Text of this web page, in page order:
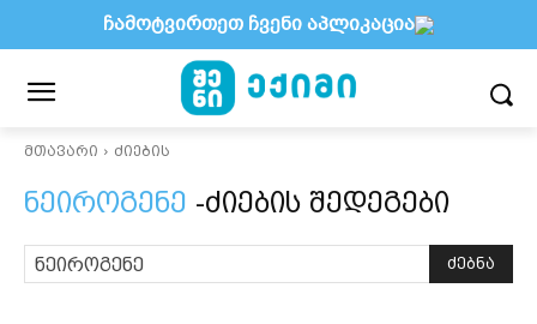
მთავარი ძიების
ნეიროგენე -ძიების შედეგები
ძებნა
ჩამოტვირთეთ ჩვენი აპლიკაცია